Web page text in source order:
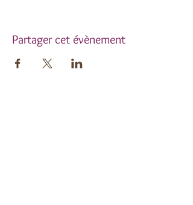
Partager cet évènement